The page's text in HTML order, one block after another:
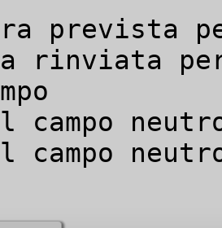
prevista
rinviata
campo
campo